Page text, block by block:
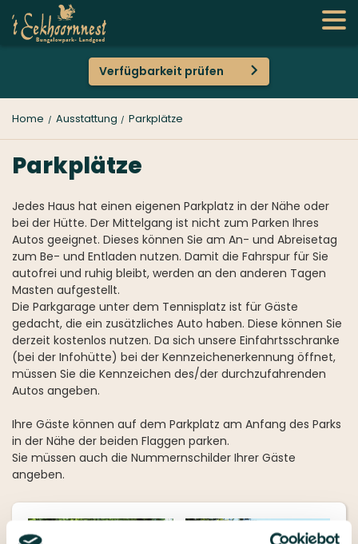
Verfügbarkeit prüfen
Home Ausstattung Parkplätze
Parkplätze
Jedes Haus hat einen eigenen Parkplatz in der Nähe oder
bei der Hütte. Der Mittelgang ist nicht zum Parken Ihres
Autos geeignet. Dieses können Sie am An- und Abreisetag
zum Be- und Entladen nutzen. Damit die Fahrspur für Sie
autofrei und ruhig bleibt, werden an den anderen Tagen
Masten aufgestellt.
Die Parkgarage unter dem Tennisplatz ist für Gäste
gedacht, die ein zusätzliches Auto haben. Diese können Sie
derzeit kostenlos nutzen. Da sich unsere Einfahrtsschranke
(bei der Infohütte) bei der Kennzeichenerkennung öffnet,
müssen Sie die Kennzeichen des/der durchzufahrenden
Autos angeben.
Ihre Gäste können auf dem Parkplatz am Anfang des Parks
in der Nähe der beiden Flaggen parken.
Sie müssen auch die Nummernschilder Ihrer Gäste
angeben.